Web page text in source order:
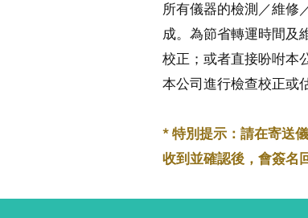
所有儀器的檢測／維修
成。 為節省轉運時間及
校正；或者直接吩咐本
本公司進行檢查校正或
* 特別提示：請在寄送
收到並確認後，會簽名